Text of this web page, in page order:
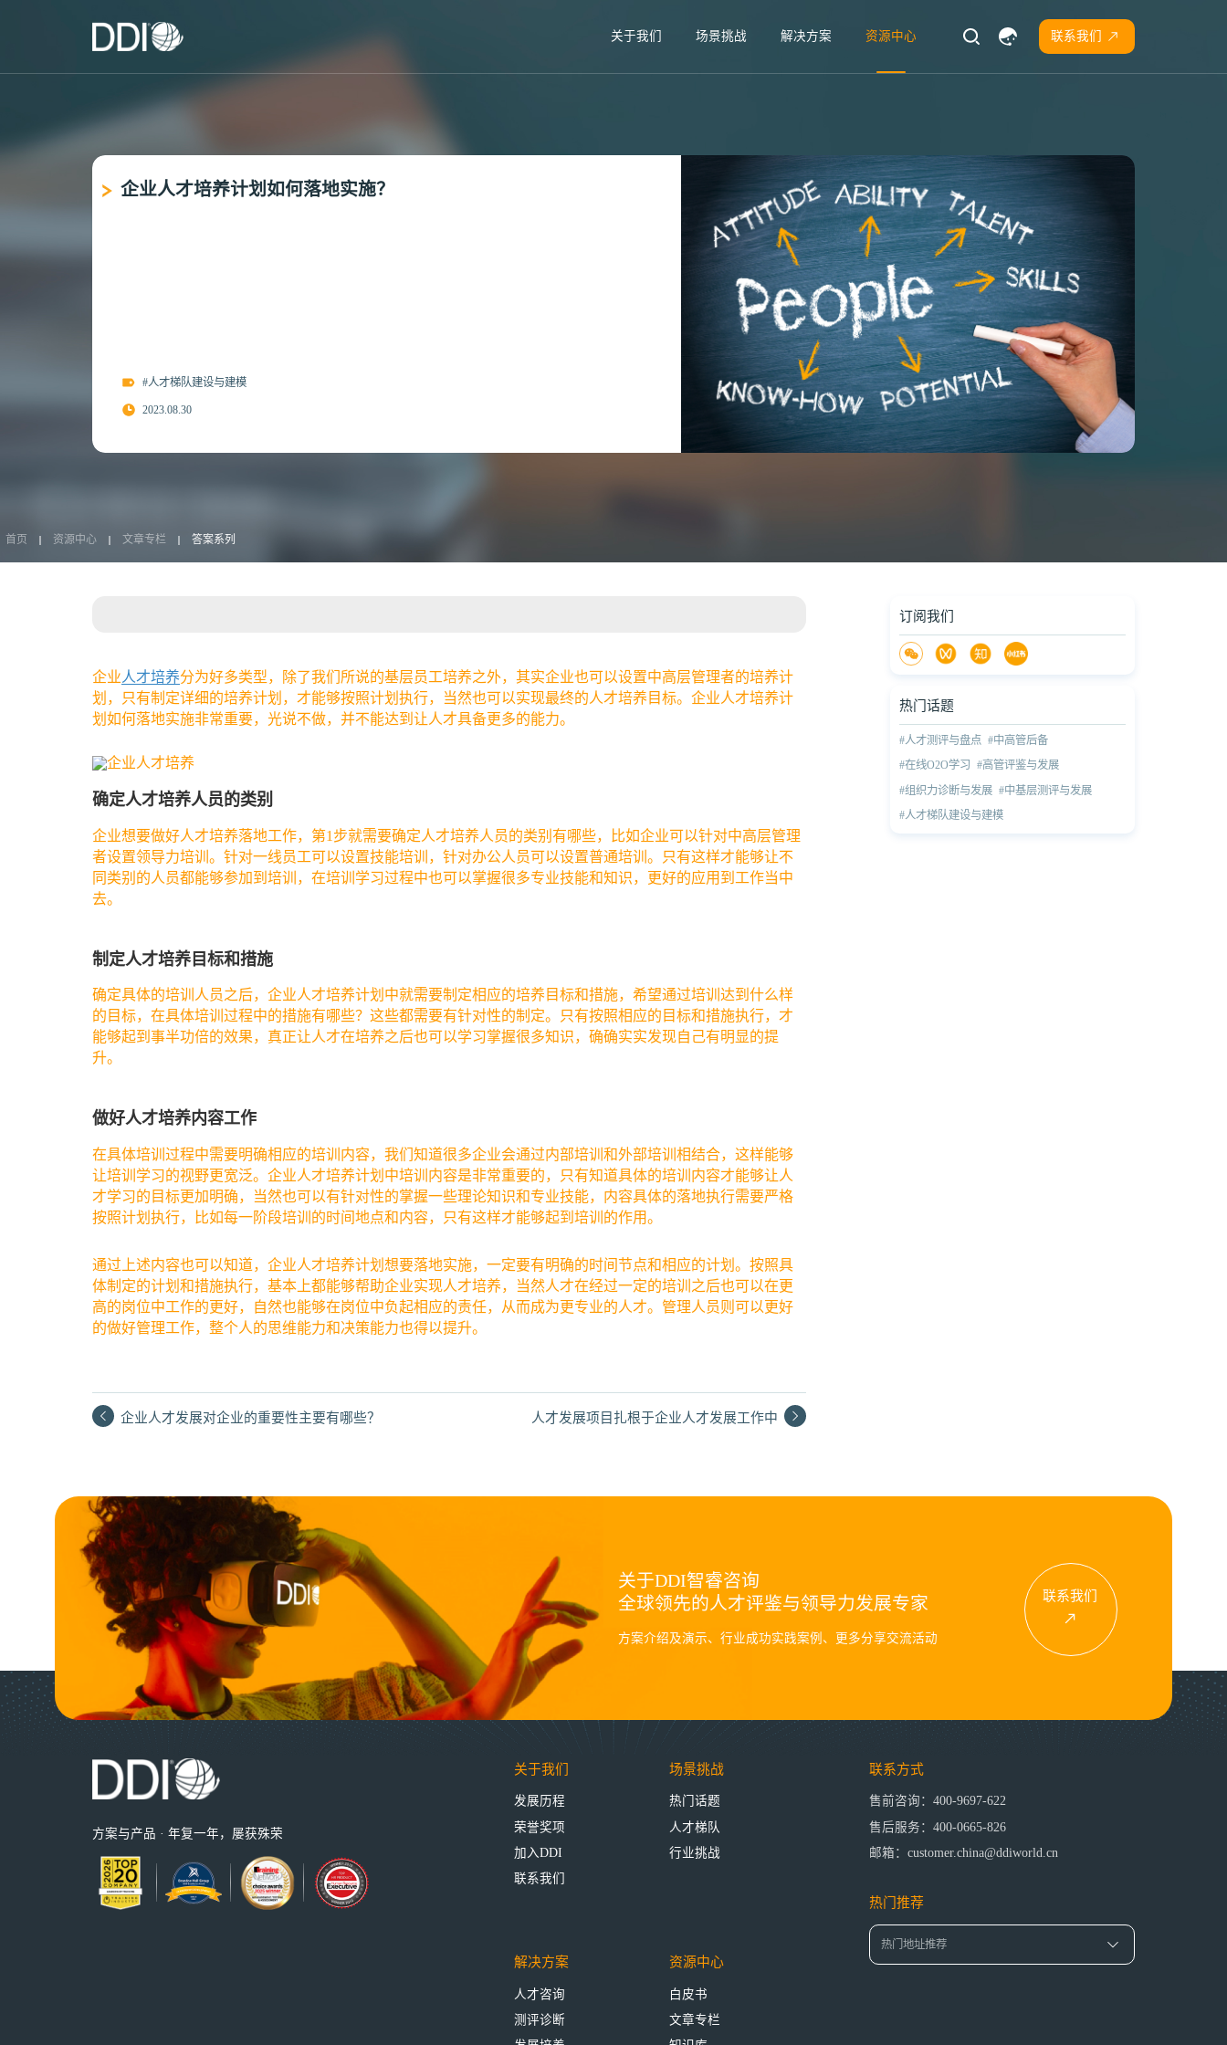
关于我们 场景挑战 解决方案 资源中心 联系我们
企业人才培养计划如何落地实施？
#人才梯队建设与建模
2023.08.30
首页 资源中心 文章专栏 答案系列
企业人才培养分为好多类型，除了我们所说的基层员工培养之外，其实企业也可以设置中高层管理者的培养计
划，只有制定详细的培养计划，才能够按照计划执行，当然也可以实现最终的人才培养目标。企业人才培养计
划如何落地实施非常重要，光说不做，并不能达到让人才具备更多的能力。
确定人才培养人员的类别
企业想要做好人才培养落地工作，第1步就需要确定人才培养人员的类别有哪些，比如企业可以针对中高层管理
者设置领导力培训。针对一线员工可以设置技能培训，针对办公人员可以设置普通培训。只有这样才能够让不
同类别的人员都能够参加到培训，在培训学习过程中也可以掌握很多专业技能和知识，更好的应用到工作当中
去。
制定人才培养目标和措施
确定具体的培训人员之后，企业人才培养计划中就需要制定相应的培养目标和措施，希望通过培训达到什么样
的目标，在具体培训过程中的措施有哪些？这些都需要有针对性的制定。只有按照相应的目标和措施执行，才
能够起到事半功倍的效果，真正让人才在培养之后也可以学习掌握很多知识，确确实实发现自己有明显的提
升。
做好人才培养内容工作
在具体培训过程中需要明确相应的培训内容，我们知道很多企业会通过内部培训和外部培训相结合，这样能够
让培训学习的视野更宽泛。企业人才培养计划中培训内容是非常重要的，只有知道具体的培训内容才能够让人
才学习的目标更加明确，当然也可以有针对性的掌握一些理论知识和专业技能，内容具体的落地执行需要严格
按照计划执行，比如每一阶段培训的时间地点和内容，只有这样才能够起到培训的作用。
通过上述内容也可以知道，企业人才培养计划想要落地实施，一定要有明确的时间节点和相应的计划。按照具
体制定的计划和措施执行，基本上都能够帮助企业实现人才培养，当然人才在经过一定的培训之后也可以在更
高的岗位中工作的更好，自然也能够在岗位中负起相应的责任，从而成为更专业的人才。管理人员则可以更好
的做好管理工作，整个人的思维能力和决策能力也得以提升。
企业人才发展对企业的重要性主要有哪些？ 人才发展项目扎根于企业人才发展工作中
订阅我们
热门话题
#人才测评与盘点 #中高管后备
#在线O2O学习 #高管评鉴与发展
#组织力诊断与发展 #中基层测评与发展
#人才梯队建设与建模
关于DDI智睿咨询
全球领先的人才评鉴与领导力发展专家
方案介绍及演示、行业成功实践案例、更多分享交流活动
联系我们
方案与产品 · 年复一年，屡获殊荣
关于我们
发展历程
荣誉奖项
加入DDI
联系我们
场景挑战
热门话题
人才梯队
行业挑战
解决方案
人才咨询
测评诊断
资源中心
白皮书
文章专栏
联系方式
售前咨询：400-9697-622
售后服务：400-0665-826
邮箱：customer.china@ddiworld.cn
热门推荐